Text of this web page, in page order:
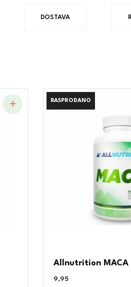
DOSTAVA
RASPRODANO
RASPRODANO
Allnutrition MACA
9,95